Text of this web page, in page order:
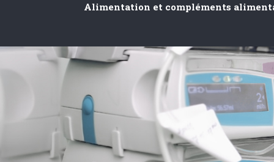
Alimentation et compléments